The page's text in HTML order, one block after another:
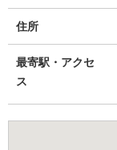
住所
最寄駅・アクセ
ス